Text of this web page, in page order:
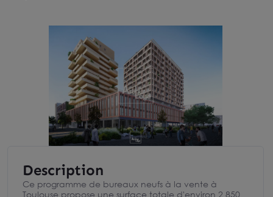
Description
Ce programme de bureaux neufs à la vente à
Toulouse propose une surface totale d'environ 2 850